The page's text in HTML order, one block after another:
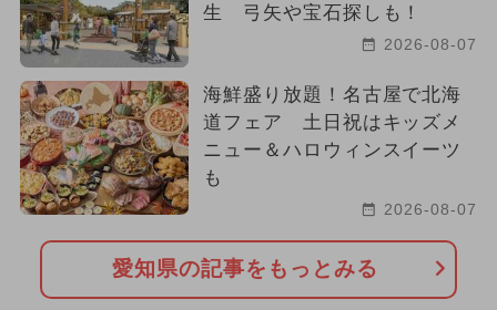
生 弓矢や宝石探しも！
2026-08-07
海鮮盛り放題！名古屋で北海
道フェア 土日祝はキッズメ
ニュー＆ハロウィンスイーツ
も
2026-08-07
愛知県の記事をもっとみる